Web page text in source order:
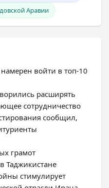
Аравии
войти в топ-10
расширять
сотрудничество
сообщил,
грамот
Таджикистане
стимулирует